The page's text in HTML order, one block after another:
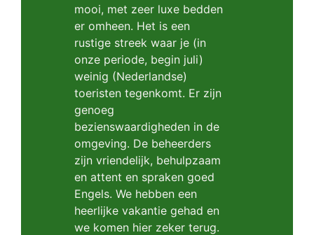
mooi, met zeer luxe bedden
er omheen. Het is een
rustige streek waar je (in
onze periode, begin juli)
weinig (Nederlandse)
toeristen tegenkomt. Er zijn
genoeg
bezienswaardigheden in de
omgeving. De beheerders
zijn vriendelijk, behulpzaam
en attent en spraken goed
Engels. We hebben een
heerlijke vakantie gehad en
we komen hier zeker terug.